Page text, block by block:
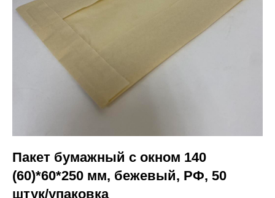
Пакет бумажный с окном 140
(60)*60*250 мм, бежевый, РФ, 50
штук/упаковка